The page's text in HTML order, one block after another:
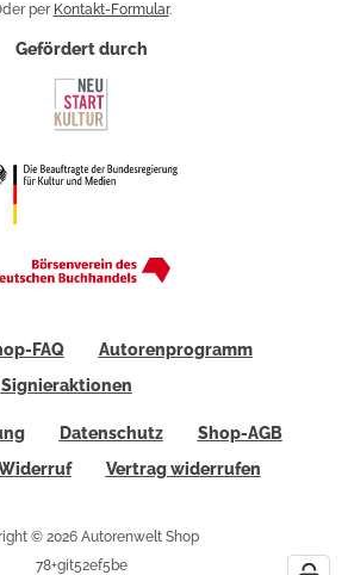
per Kontakt-Formular.
Gefördert durch
FAQ
Autorenprogramm
Signieraktionen
Datenschutz
Shop-AGB
Vertrag widerrufen
© 2026 Autorenwelt Shop
78+git52ef5be